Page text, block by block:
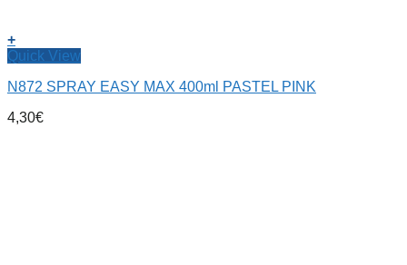
+
Quick View
N872 SPRAY EASY MAX 400ml PASTEL PINK
4,30€